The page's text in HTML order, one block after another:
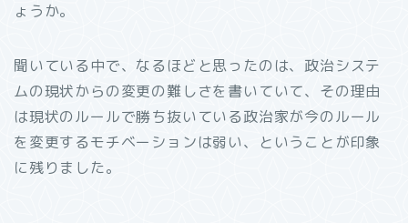
ょうか。
聞いている中で、なるほどと思ったのは、政治システ
ムの現状からの変更の難しさを書いていて、その理由
は現状のルールで勝ち抜いている政治家が今のルール
を変更するモチベーションは弱い、ということが印象
に残りました。